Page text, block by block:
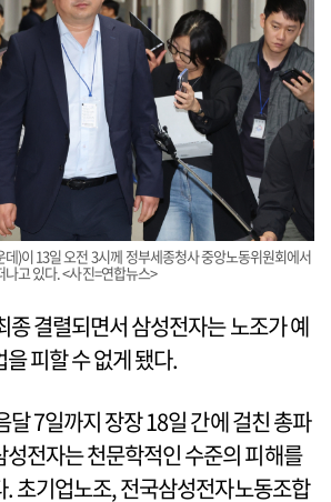
)이 13일 오전 3시께 정부세종청사 중앙노동위원회에서
고 있다. <사진=연합뉴스>
종 결렬되면서 삼성전자는 노조가 예
피할 수 없게 됐다.
달 7일까지 장장 18일 간에 걸친 총파
전자는 천문학적인 수준의 피해를
. 초기업노조, 전국삼성전자노동조합